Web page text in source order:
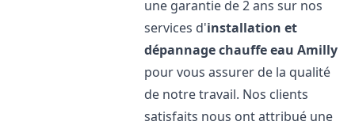
une garantie de 2 ans sur nos
services d'installation et
dépannage chauffe eau Amilly
pour vous assurer de la qualité
de notre travail. Nos clients
satisfaits nous ont attribué une